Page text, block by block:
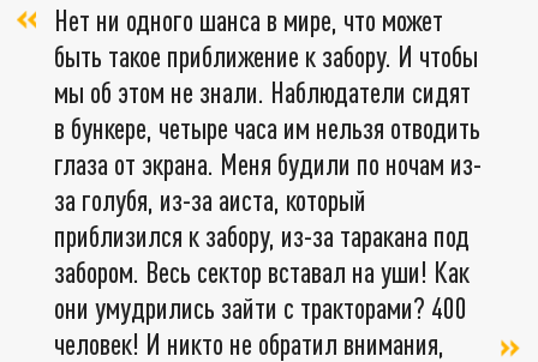
Нет ни одного шанса в мире, что может
быть такое приближение к забору. И чтобы
мы об этом не знали. Наблюдатели сидят
в бункере, четыре часа им нельзя отводить
глаза от экрана. Меня будили по ночам из-
за голубя, из-за аиста, который
приблизился к забору, из-за таракана под
забором. Весь сектор вставал на уши! Как
они умудрились зайти с тракторами? 400
человек! И никто не обратил внимания,